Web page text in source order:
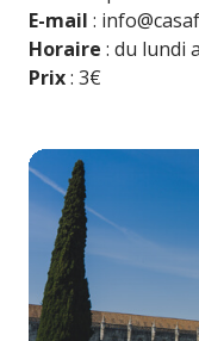
E-mail :
Horaire : du lundi
Prix: 3€